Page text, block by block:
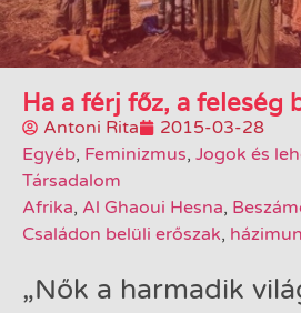
Ha a férj főz, a feleség
Antoni Rita
2015-03-28
Egyéb, Feminizmus, Jogok és
Társadalom
Afrika, Al Ghaoui Hesna,
Családon belüli erőszak,
„Nők a harmadik